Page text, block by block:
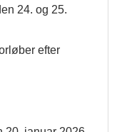
24. og 25.
efter